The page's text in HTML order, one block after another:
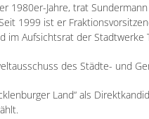
1980er-Jahre, trat
1999 ist er
im Aufsichtsrat der Stadtwerke
des Städte- und
Land“ als